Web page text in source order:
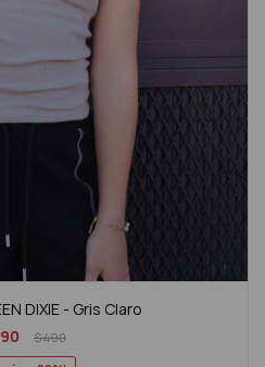
DIXIE - Gris Claro
$490